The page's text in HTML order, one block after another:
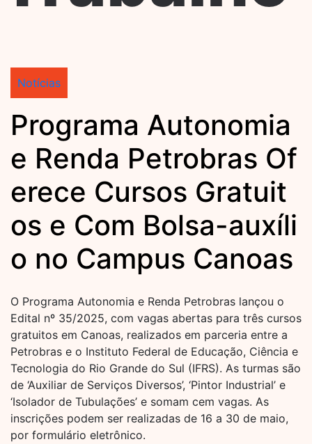
Notícias
Programa Autonomia
e Renda Petrobras Of
erece Cursos Gratuit
os e Com Bolsa-auxíli
o no Campus Canoas
O Programa Autonomia e Renda Petrobras lançou o
Edital nº 35/2025, com vagas abertas para três cursos
gratuitos em Canoas, realizados em parceria entre a
Petrobras e o Instituto Federal de Educação, Ciência e
Tecnologia do Rio Grande do Sul (IFRS). As turmas são
de ‘Auxiliar de Serviços Diversos’, ‘Pintor Industrial’ e
‘Isolador de Tubulações’ e somam cem vagas. As
inscrições podem ser realizadas de 16 a 30 de maio,
por formulário eletrônico.